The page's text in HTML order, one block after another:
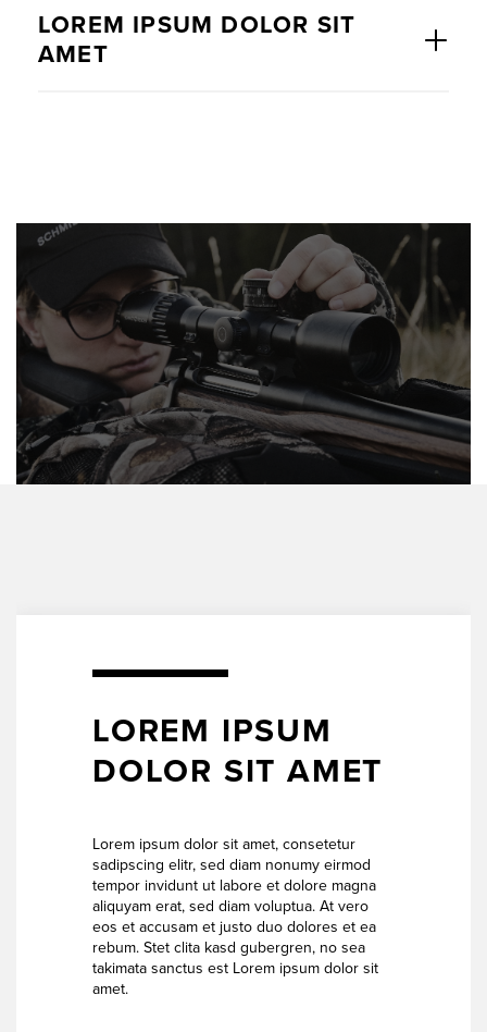
LOREM IPSUM DOLOR SIT
AMET
LOREM IPSUM
DOLOR SIT AMET
Lorem ipsum dolor sit amet, consetetur
sadipscing elitr, sed diam nonumy eirmod
tempor invidunt ut labore et dolore magna
aliquyam erat, sed diam voluptua. At vero
eos et accusam et justo duo dolores et ea
rebum. Stet clita kasd gubergren, no sea
takimata sanctus est Lorem ipsum dolor sit
amet.